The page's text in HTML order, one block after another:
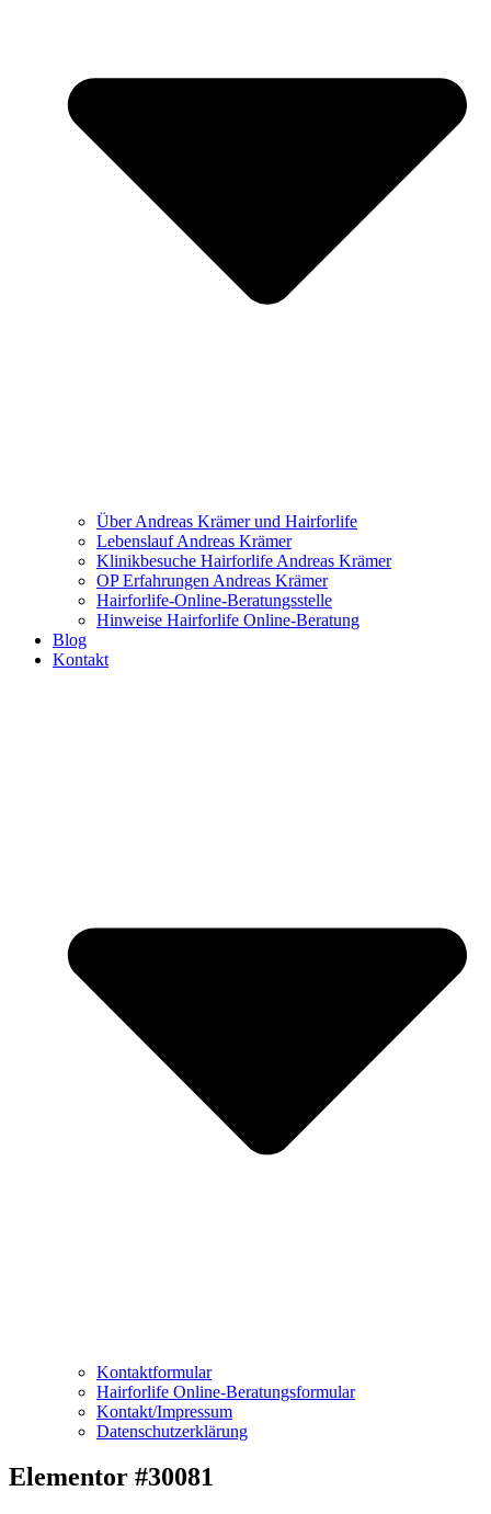
Über Andreas Krämer und Hairforlife
Lebenslauf Andreas Krämer
Klinikbesuche Hairforlife Andreas Krämer
OP Erfahrungen Andreas Krämer
Hairforlife-Online-Beratungsstelle
Hinweise Hairforlife Online-Beratung
Blog
Kontakt
Kontaktformular
Hairforlife Online-Beratungsformular
Kontakt/Impressum
Datenschutzerklärung
Elementor #30081